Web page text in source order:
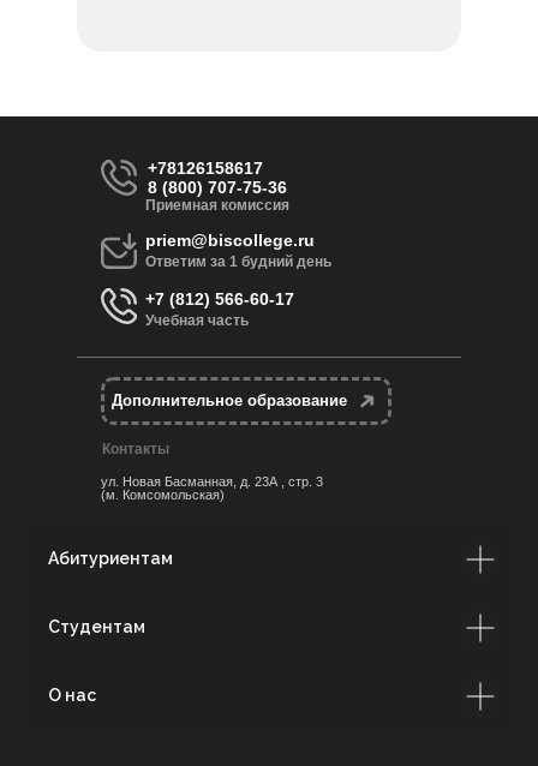
Контакты
ул. Новая Басманная, д. 23А , стр. 3
(м. Комсомольская)
+78126158617
8 (800) 707-75-36
Приемная комиссия
+7 (812) 566-60-17
Учебная часть
Ответим за 1 будний день
priem@biscollege.ru
Дополнительное образование
Абитуриентам
Студентам
О нас